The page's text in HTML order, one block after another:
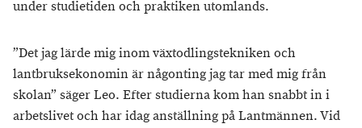
under studietiden och praktiken utomlands.
”Det jag lärde mig inom växtodlingstekniken och
lantbruksekonomin är någonting jag tar med mig från
skolan” säger Leo. Efter studierna kom han snabbt in i
arbetslivet och har idag anställning på Lantmännen. Vid